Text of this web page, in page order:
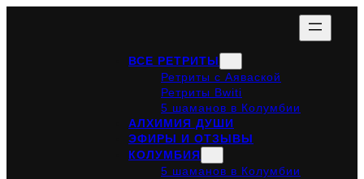
ВСЕ РЕТРИТЫ
Ретриты с Аяваской
Ретриты Bwiti
5 шаманов в Колумбии
АЛХИМИЯ ДУШИ
ЭФИРЫ И ОТЗЫВЫ
КОЛУМБИЯ
5 шаманов в Колумбии